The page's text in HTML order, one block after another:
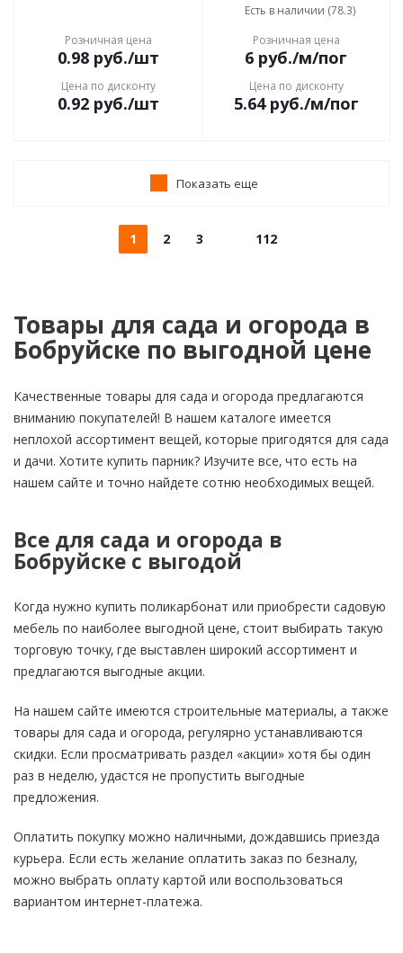
Розничная цена
0.98руб./шт
Цена по дисконту
0.92руб./шт
Есть в наличии (78.3)
Розничная цена
6 руб./м/пог
Цена по дисконту
5.64руб./м/пог
Показать еще
1 2 3 112
Товары для сада и огорода в
Бобруйске по выгодной цене
Качественные товары для сада и огорода предлагаются
вниманию покупателей! В нашем каталоге имеется
неплохой ассортимент вещей, которые пригодятся для сада
и дачи. Хотите купить парник? Изучите все, что есть на
нашем сайте и точно найдете сотню необходимых вещей.
Все для сада и огорода в
Бобруйске с выгодой
Когда нужно купить поликарбонат или приобрести садовую
мебель по наиболее выгодной цене, стоит выбирать такую
торговую точку, где выставлен широкий ассортимент и
предлагаются выгодные акции.
На нашем сайте имеются строительные материалы, а также
товары для сада и огорода, регулярно устанавливаются
скидки. Если просматривать раздел «акции» хотя бы один
раз в неделю, удастся не пропустить выгодные
предложения.
Оплатить покупку можно наличными, дождавшись приезда
курьера. Если есть желание оплатить заказ по безналу,
можно выбрать оплату картой или воспользоваться
вариантом интернет-платежа.